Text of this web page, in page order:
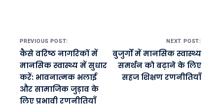
Post navigation
PREVIOUS POST:
कैसे वरिष्ठ नागरिकों में
मानसिक स्वास्थ्य में सुधार
करें: भावनात्मक भलाई
और सामाजिक जुड़ाव के
लिए प्रभावी रणनीतियाँ
NEXT POST:
बुजुर्गों में मानसिक स्वास्थ्य
समर्थन को बढ़ाने के लिए
सहज शिक्षण रणनीतियाँ